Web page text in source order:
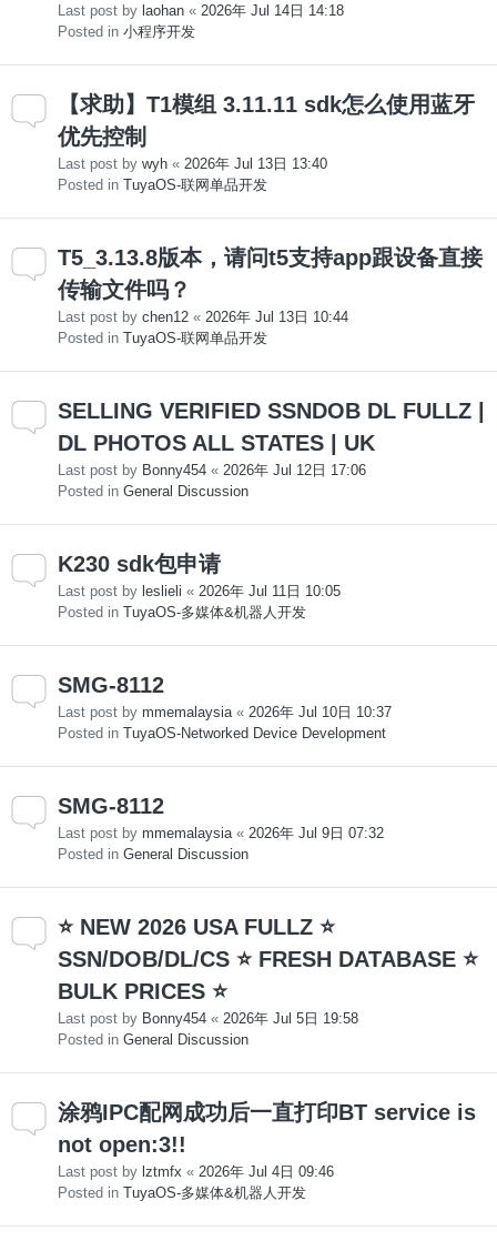
Last post by laohan « 2026年 Jul 14日 14:18
Posted in 小程序开发
【求助】T1模组 3.11.11 sdk怎么使用蓝牙
优先控制
Last post by wyh « 2026年 Jul 13日 13:40
Posted in TuyaOS-联网单品开发
T5_3.13.8版本，请问t5支持app跟设备直接
传输文件吗？
Last post by chen12 « 2026年 Jul 13日 10:44
Posted in TuyaOS-联网单品开发
SELLING VERIFIED SSNDOB DL FULLZ |
DL PHOTOS ALL STATES | UK
Last post by Bonny454 « 2026年 Jul 12日 17:06
Posted in General Discussion
K230 sdk包申请
Last post by leslieli « 2026年 Jul 11日 10:05
Posted in TuyaOS-多媒体&机器人开发
SMG-8112
Last post by mmemalaysia « 2026年 Jul 10日 10:37
Posted in TuyaOS-Networked Device Development
SMG-8112
Last post by mmemalaysia « 2026年 Jul 9日 07:32
Posted in General Discussion
⭐ NEW 2026 USA FULLZ ⭐
SSN/DOB/DL/CS ⭐ FRESH DATABASE ⭐
BULK PRICES ⭐
Last post by Bonny454 « 2026年 Jul 5日 19:58
Posted in General Discussion
涂鸦IPC配网成功后一直打印BT service is
not open:3!!
Last post by lztmfx « 2026年 Jul 4日 09:46
Posted in TuyaOS-多媒体&机器人开发